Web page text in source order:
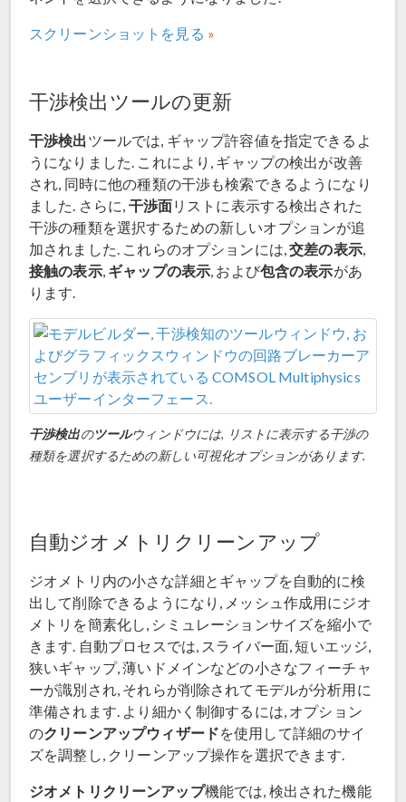
スクリーンショットを見る
干渉検出ツールの更新
干渉検出ツールでは, ギャップ許容値を指定できるよ
うになりました. これにより, ギャップの検出が改善
され, 同時に他の種類の干渉も検索できるようになり
ました. さらに, 干渉面リストに表示する検出された
干渉の種類を選択するための新しいオプションが追
加されました. これらのオプションには,交差の表示,
接触の表示, ギャップの表示 , および包含の表示があ
ります.
干渉検出のツールウィンドウには, リストに表示する干渉の
種類を選択するための新しい可視化オプションがあります.
自動ジオメトリクリーンアップ
ジオメトリ内の小さな詳細とギャップを自動的に検
出して削除できるようになり, メッシュ作成用にジオ
メトリを簡素化し, シミュレーションサイズを縮小で
きます. 自動プロセスでは, スライバー面, 短いエッジ,
狭いギャップ, 薄いドメインなどの小さなフィーチャ
ーが識別され, それらが削除されてモデルが分析用に
準備されます. より細かく制御するには, オプション
のクリーンアップウィザードを使用して詳細のサイ
ズを調整し, クリーンアップ操作を選択できます.
ジオメトリクリーンアップ機能では, 検出された機能